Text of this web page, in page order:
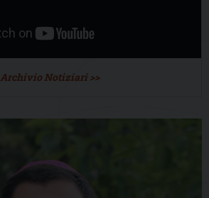
Archivio Notiziari >>